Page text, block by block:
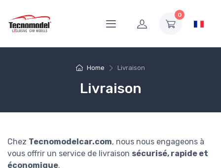
0
Home Livraison
Livraison
Chez Tecnomodelcar.com, nous nous engageons à
vous offrir un service de livraison sécurisé, rapide et
économique.